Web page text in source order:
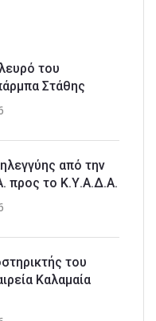
του
Στάθης
από την
προς το Κ.Υ.Α.Δ.Α.
του
Καλαμαία